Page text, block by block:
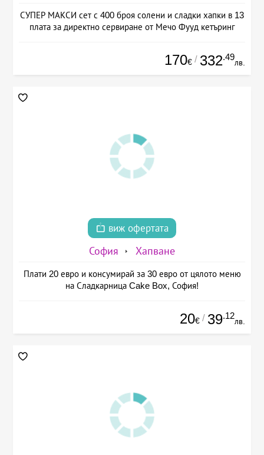
СУПЕР МАКСИ сет с 400 броя солени и сладки хапки в 13
плата за директно сервиране от Мечо Фууд кетъринг
170€ / 332.49
лв.
виж офертата
София Хапване
Плати 20 евро и консумирай за 30 евро от цялото меню
на Сладкарница Cake Box, София!
20€ / 39.12
лв.